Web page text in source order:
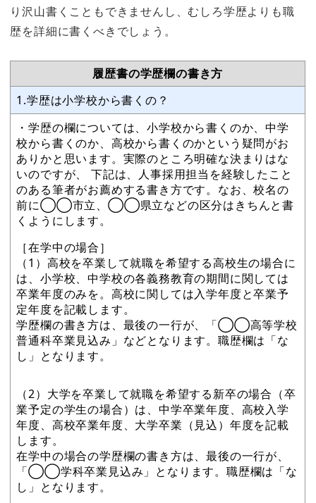
り沢山書くこともできませんし、むしろ学歴よりも職
歴を詳細に書くべきでしょう。
履歴書の学歴欄の書き方
1.学歴は小学校から書くの？
・学歴の欄については、小学校から書くのか、中学
校から書くのか、高校から書くのかという疑問がお
ありかと思います。実際のところ明確な決まりはな
いのですが、 下記は、人事採用担当を経験したこと
のある筆者がお薦めする書き方です。なお、校名の
前に◯◯市立、◯◯県立などの区分はきちんと書
くようにします。
［在学中の場合］
（1）高校を卒業して就職を希望する高校生の場合に
は、小学校、中学校の各義務教育の期間に関しては
卒業年度のみを。高校に関しては入学年度と卒業予
定年度を記載します。
学歴欄の書き方は、最後の一行が、「◯◯高等学校
普通科卒業見込み」などとなります。職歴欄は「な
し」となります。
（2）大学を卒業して就職を希望する新卒の場合（卒
業予定の学生の場合）は、中学卒業年度、高校入学
年度、高校卒業年度、大学卒業（見込）年度を記載
します。
在学中の場合の学歴欄の書き方は、最後の一行が、
「◯◯学科卒業見込み」となります。職歴欄は「な
し」となります。